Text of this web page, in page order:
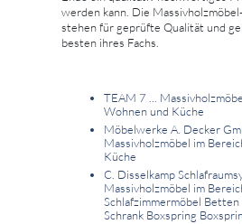
werden kann. Die
stehen für geprüfte Qualität und
besten ihres Fachs.
TEAM 7 ...
Wohnen und Küche
Möbelwerke A. Decker
Massivholzmöbel im
Küche
C. Disselkamp
Massivholzmöbel im
Schlafzimmermöbel
Schrank Boxspring